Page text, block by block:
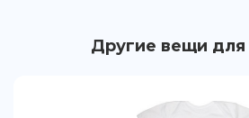
Другие вещи для